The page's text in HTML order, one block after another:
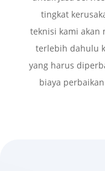
tingkat
teknisi kami akan
terlebih dahulu
yang harus
biaya